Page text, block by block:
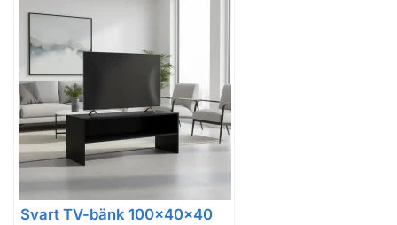
Svart TV-bänk 100x40x40